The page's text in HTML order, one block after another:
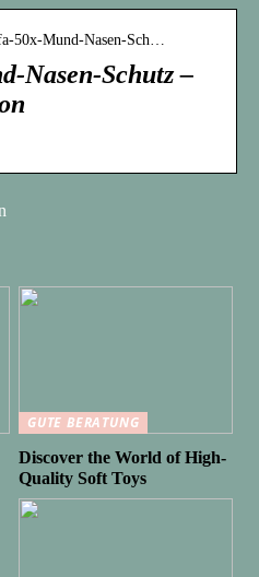
50x-Mund-Nasen-Sch…
Nasen-Schutz –
GUTE BERATUNG
Discover the World of High-
Quality Soft Toys